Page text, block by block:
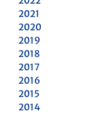
2021
2020
2019
2018
2017
2016
2015
2014